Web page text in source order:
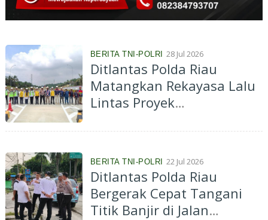
BERITA TNI-POLRI 28 Jul 2026
Ditlantas Polda Riau
Matangkan Rekayasa Lalu
Lintas Proyek
Permai-Tol Lingkar
BERITA TNI-POLRI 22 Jul 2026
Ditlantas Polda Riau
Bergerak Cepat Tangani
Titik Banjir di Jalan